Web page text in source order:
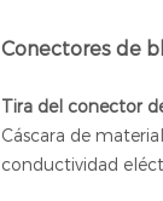
Conectores de
Tira del conector
Cáscara de
conductividad